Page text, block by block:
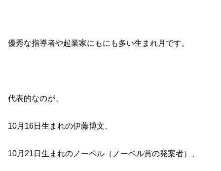
優秀な指導者や起業家にもにも多い生まれ月です。
代表的なのが、
10月16日生まれの伊藤博文、
10月21日生まれのノーベル（ノーベル賞の発案者）、